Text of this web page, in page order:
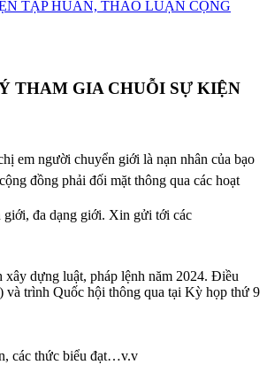
THAM GIA CHUỖI SỰ KIỆN
em người chuyển giới là nạn nhân của bạo
đồng phải đối mặt thông qua các hoạt
giới, đa dạng giới. Xin gửi tới các
dựng luật, pháp lệnh năm 2024. Điều
và trình Quốc hội thông qua tại Kỳ họp thứ 9
các thức biểu đạt…v.v